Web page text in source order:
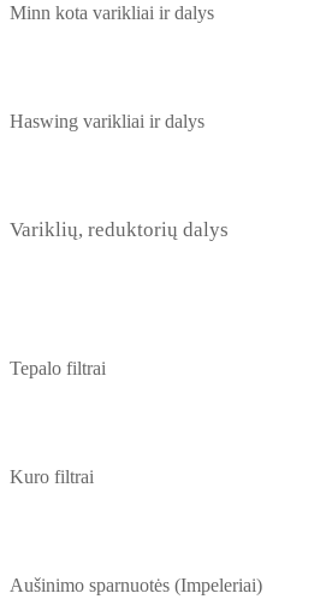
Minn kota varikliai ir dalys
Haswing varikliai ir dalys
Variklių, reduktorių dalys
Tepalo filtrai
Kuro filtrai
Aušinimo sparnuotės (Impeleriai)